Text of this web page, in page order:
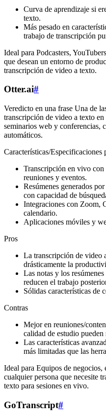
Curva de aprendizaje si
texto.
Más pesado en
trabajo de transcripción
Ideal para Podcasters,
que desean un entorno de
transcripción de video a texto.
Otter.ai#
Veredicto en una frase Una de
transcripción de video a texto
seminarios web y conferencias,
automáticos.
Características/Especificaciones
Transcripción en vivo con
reuniones y eventos.
Resúmenes generados
con capacidad de
Integraciones con Zoom,
calendario.
Aplicaciones móviles y
Pros
La transcripción de video
drásticamente la
Las notas y los
reducen el trabajo
Sólidas características de
Contras
Mejor en reuniones/
calidad de estudio
Las características
más limitadas que las
Ideal para Equipos de negocios,
cualquier persona que necesite
texto para sesiones en vivo.
GoTranscript#